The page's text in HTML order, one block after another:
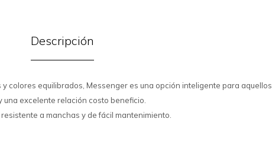
Descripción
colores equilibrados, Messenger es una opción inteligente para aquellos
excelente relación costo beneficio.
a manchas y de fácil mantenimiento.